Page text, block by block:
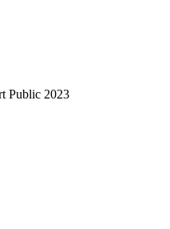
Public 2023